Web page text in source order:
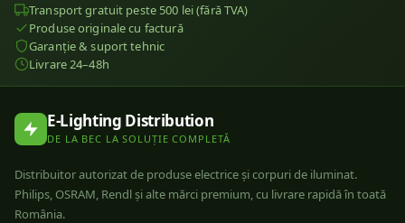
Transport gratuit peste 500 lei (fără TVA)
Produse originale cu factură
Garanție & suport tehnic
Livrare 24–48h
E-Lighting Distribution
DE LA BEC LA SOLUȚIE COMPLETĂ
Distribuitor autorizat de produse electrice și corpuri de iluminat.
Philips, OSRAM, Rendl și alte mărci premium, cu livrare rapidă în toată
România.